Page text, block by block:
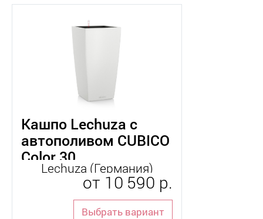
Кашпо Lechuza с
автополивом CUBICO
Color 30
Lechuza (Германия)
от 10 590 р.
Выбрать вариант